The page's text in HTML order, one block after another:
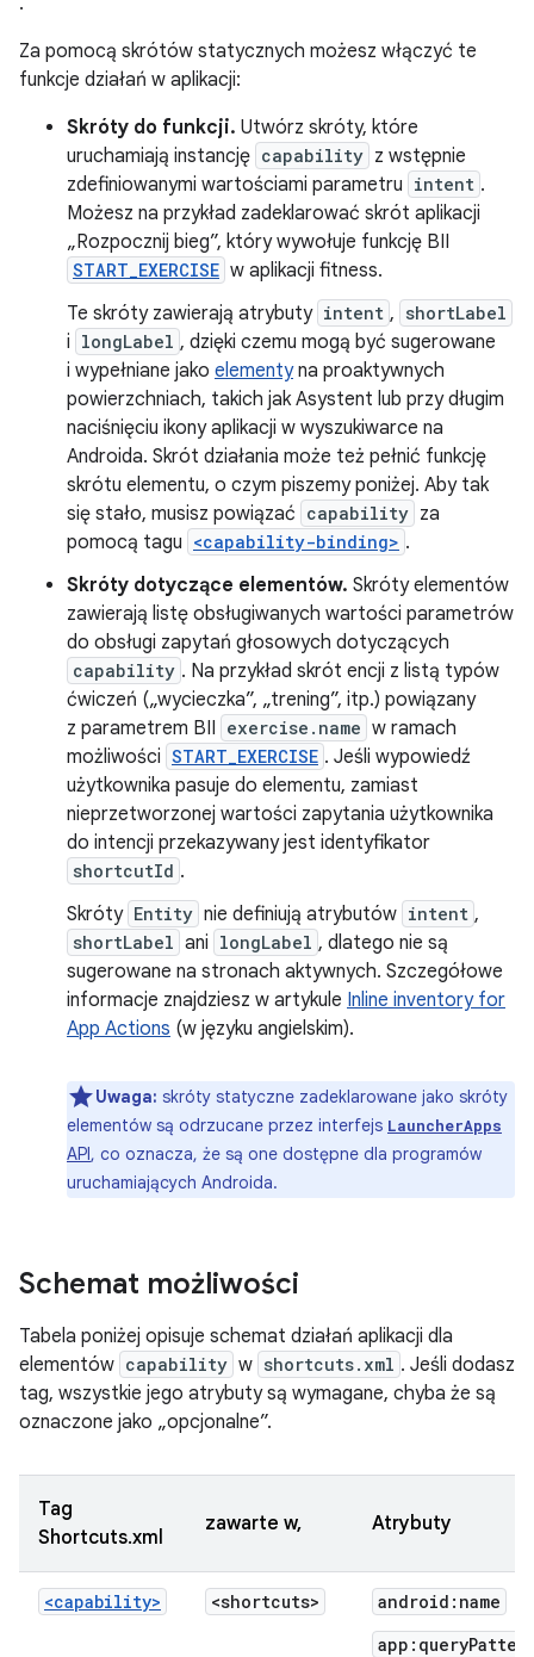
Za pomocą skrótów statycznych możesz włączyć te
funkcje działań w aplikacji:
Skróty do funkcji. Utwórz skróty, które
uruchamiają instancję capability z wstępnie
zdefiniowanymi wartościami parametru intent .
Możesz na przykład zadeklarować skrót aplikacji
„Rozpocznij bieg”, który wywołuje funkcję BII
START_EXERCISE w aplikacji fitness.
Te skróty zawierają atrybuty intent , shortLabel
i longLabel , dzięki czemu mogą być sugerowane
i wypełniane jako elementyna proaktywnych
powierzchniach, takich jak Asystent lub przy długim
naciśnięciu ikony aplikacji w wyszukiwarce na
Androida. Skrót działania może też pełnić funkcję
skrótu elementu, o czym piszemy poniżej. Aby tak
się stało, musisz powiązać capability za
pomocą tagu <capability-binding> .
Skróty dotyczące elementów. Skróty elementów
zawierają listę obsługiwanych wartości parametrów
do obsługi zapytań głosowych dotyczących
capability . Na przykład skrót encji z listą typów
ćwiczeń („wycieczka”, „trening”, itp.) powiązany
z parametrem BII exercise.name w ramach
możliwości START_EXERCISE . Jeśli wypowiedź
użytkownika pasuje do elementu, zamiast
nieprzetworzonej wartości zapytania użytkownika
do intencji przekazywany jest identyfikator
shortcutId .
Skróty Entity nie definiują atrybutów intent ,
shortLabel ani longLabel , dlatego nie są
sugerowane na stronach aktywnych. Szczegółowe
informacje znajdziesz w artykule Inline inventory for
App Actions (w języku angielskim).
Uwaga: skróty statyczne zadeklarowane jako skróty
elementów są odrzucane przez interfejs LauncherApps
API, co oznacza, że są one dostępne dla programów
uruchamiających Androida.
Schemat możliwości
Tabela poniżej opisuje schemat działań aplikacji dla
elementów capability w shortcuts.xml . Jeśli dodasz
tag, wszystkie jego atrybuty są wymagane, chyba że są
oznaczone jako „opcjonalne”.
Tag
Shortcuts.xml
zawarte w, Atrybuty
<capability> <shortcuts>
android:name